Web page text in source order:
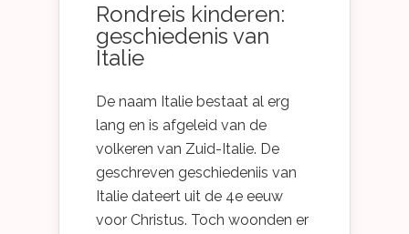
Rondreis kinderen:
geschiedenis van
Italie
De naam Italie bestaat al erg
lang en is afgeleid van de
volkeren van Zuid-Italie. De
geschreven geschiedeniis van
Italie dateert uit de 4e eeuw
voor Christus. Toch woonden er